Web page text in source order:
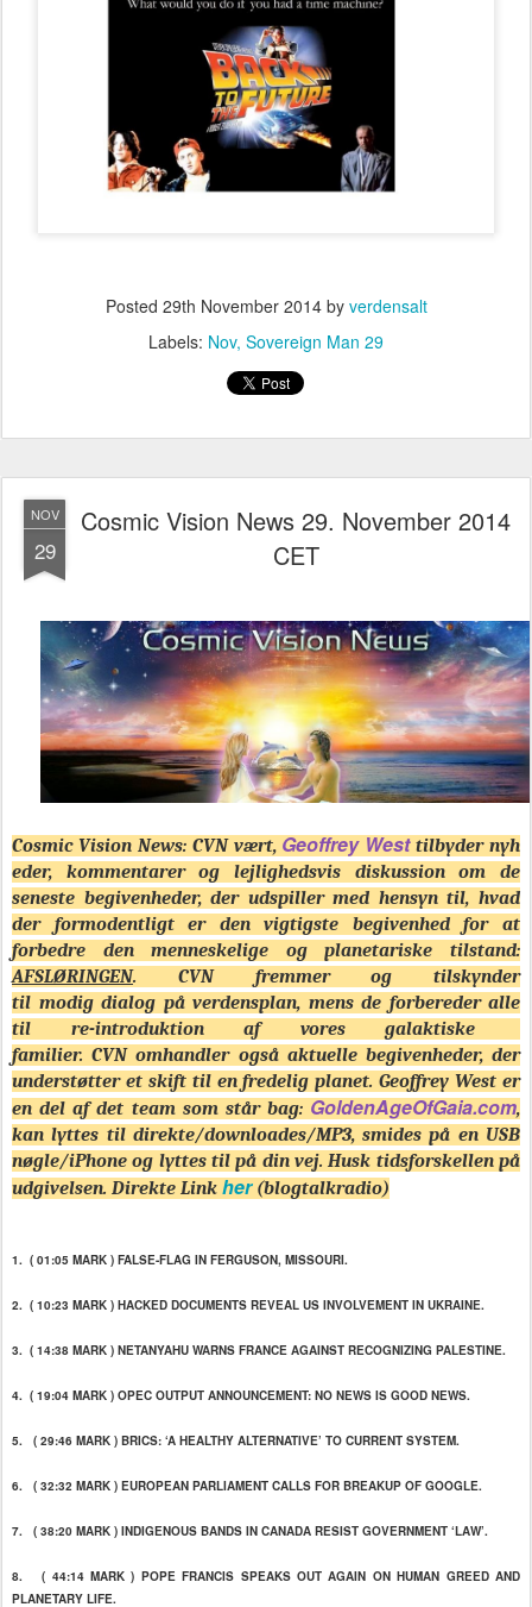
Posted 29th November 2014by verdensalt
Labels: Nov Sovereign Man 29
NOV
29
Cosmic Vision News 29. November 2014
CET
Cosmic Vision News: CVN vært, Geoffrey Westtilbyder nyh
eder,
kommentarer og lejlighedsvis diskussion
om de
seneste begivenheder, der udspiller med hensyn til, hvad
der formodentligt er den vigtigste begivenhedforat
forbedre
den menneskelige og planetariske tilstand:
AFSLØRINGEN. CVN
fremmer og tilskynder
til modig dialog på verdensplan, mens de forbereder alle
til re-introduktionaf vores
galaktiske
familier. CVN omhandler også aktuelle begivenheder, der
understøtter et skift til en fredelig planet.Geoffrey West er
en del af det team som står bag: GoldenAgeOfGaia.com,
kan lyttes til direkte/downloades/MP3, smides på en USB
nøgle/iPhone og lyttes til på din vej. Husk tidsforskellen på
udgivelsen. Direkte Link her(blogtalkradio)
1. ( 01:05 MARK ) FALSE-FLAG IN FERGUSON, MISSOURI.
2. ( 10:23 MARK ) HACKED DOCUMENTS REVEAL US INVOLVEMENT IN UKRAINE.
3. ( 14:38 MARK ) NETANYAHU WARNS FRANCE AGAINST RECOGNIZING PALESTINE.
4. ( 19:04 MARK ) OPEC OUTPUT ANNOUNCEMENT: NO NEWS IS GOOD NEWS.
5. ( 29:46 MARK ) BRICS: ‘A HEALTHY ALTERNATIVE’ TO CURRENT SYSTEM.
6. ( 32:32 MARK ) EUROPEAN PARLIAMENT CALLS FOR BREAKUP OF GOOGLE.
7. ( 38:20 MARK ) INDIGENOUS BANDS IN CANADA RESIST GOVERNMENT ‘LAW’.
8. ( 44:14 MARK ) POPE FRANCIS SPEAKS OUT AGAIN ON HUMAN GREED AND
PLANETARY LIFE.